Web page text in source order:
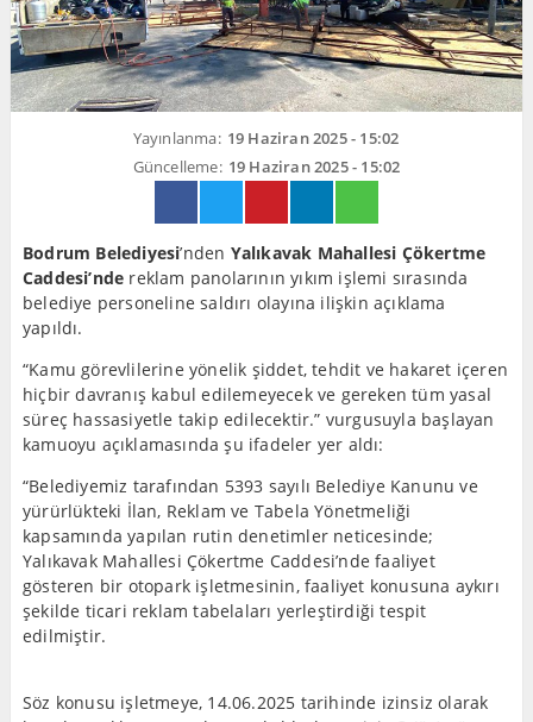
Yayınlanma: 19 Haziran 2025 - 15:02
Güncelleme: 19 Haziran 2025 - 15:02
Bodrum Belediyesi’nden Yalıkavak Mahallesi Çökertme
Caddesi’nde reklam panolarının yıkım işlemi sırasında
belediye personeline saldırı olayına ilişkin açıklama
yapıldı.
“Kamu görevlilerine yönelik şiddet, tehdit ve hakaret içeren
hiçbir davranış kabul edilemeyecek ve gereken tüm yasal
süreç hassasiyetle takip edilecektir.” vurgusuyla başlayan
kamuoyu açıklamasında şu ifadeler yer aldı:
“Belediyemiz tarafından 5393 sayılı Belediye Kanunu ve
yürürlükteki İlan, Reklam ve Tabela Yönetmeliği
kapsamında yapılan rutin denetimler neticesinde;
Yalıkavak Mahallesi Çökertme Caddesi’nde faaliyet
gösteren bir otopark işletmesinin, faaliyet konusuna aykırı
şekilde ticari reklam tabelaları yerleştirdiği tespit
edilmiştir.
Söz konusu işletmeye, 14.06.2025 tarihinde izinsiz olarak